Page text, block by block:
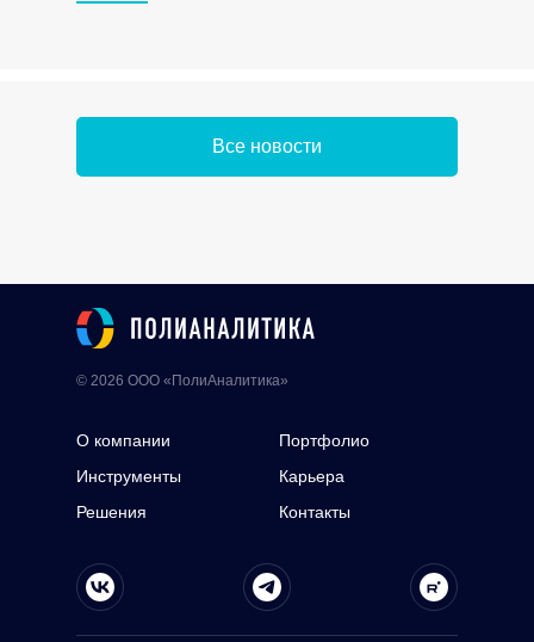
Все новости
О компании
Инструменты
Решения
Портфолио
Карьера
© 2026 ООО «ПолиАналитика»
Контакты